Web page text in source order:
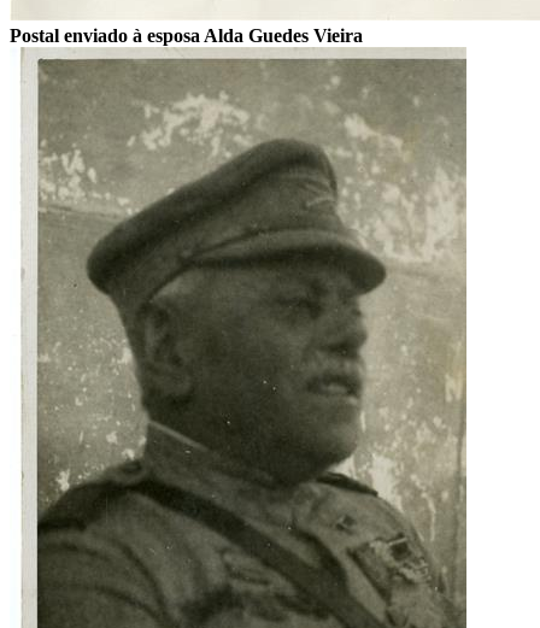
Postal enviado à esposa Alda Guedes Vieira